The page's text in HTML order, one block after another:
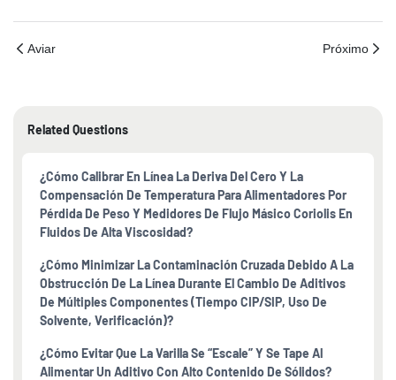
Aviar Próximo
Related Questions
¿Cómo Calibrar En Línea La Deriva Del Cero Y La
Compensación De Temperatura Para Alimentadores Por
Pérdida De Peso Y Medidores De Flujo Másico Coriolis En
Fluidos De Alta Viscosidad?
¿Cómo Minimizar La Contaminación Cruzada Debido A La
Obstrucción De La Línea Durante El Cambio De Aditivos
De Múltiples Componentes (tiempo CIP/SIP, Uso De
Solvente, Verificación)?
¿Cómo Evitar Que La Varilla Se “escale” Y Se Tape Al
Alimentar Un Aditivo Con Alto Contenido De Sólidos?